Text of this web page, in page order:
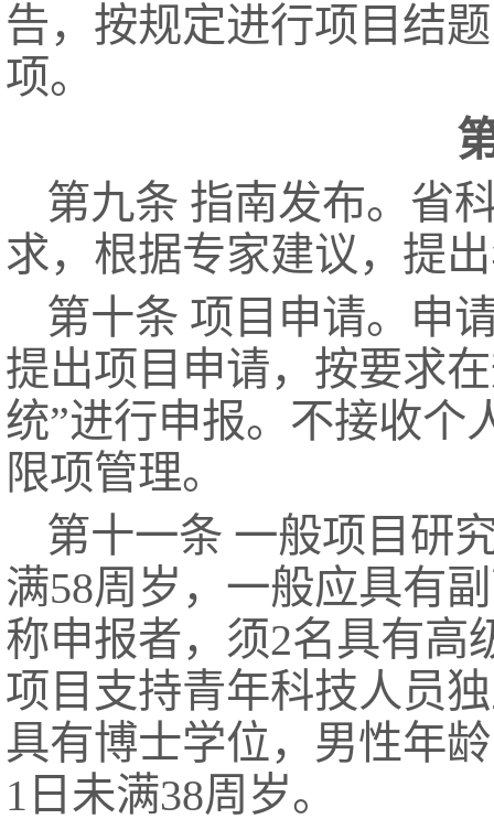
告，按规定进行项目结
项。
第九条 指南发布。省
求，根据专家建议，提
第十条 项目申请。申
提出项目申请，按要求
统”进行申报。不接收个
限项管理。
第十一条 一般项目研
满58周岁，一般应具有
称申报者，须2名具有高
项目支持青年科技人员
具有博士学位，男性年
1日未满38周岁。